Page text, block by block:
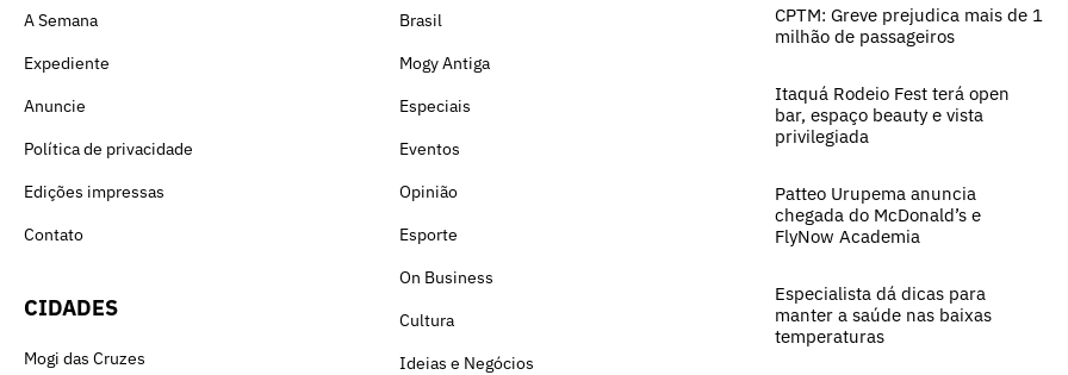
A Semana
Expediente
Anuncie
Política de privacidade
Edições impressas
Contato
CIDADES
Mogi das Cruzes
Brasil
Mogy Antiga
Especiais
Eventos
Opinião
Esporte
On Business
Cultura
Ideias e Negócios
CPTM: Greve prejudica mais de 1
milhão de passageiros
Itaquá Rodeio Fest terá open
bar, espaço beauty e vista
privilegiada
Patteo Urupema anuncia
chegada do McDonald’s e
FlyNow Academia
Especialista dá dicas para
manter a saúde nas baixas
temperaturas